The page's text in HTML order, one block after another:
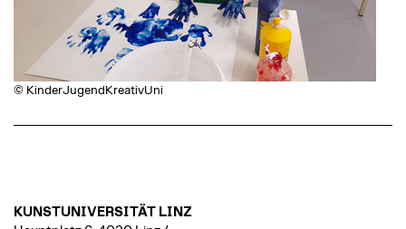
© KinderJugendKreativUni
KUNSTUNIVERSITÄT LINZ